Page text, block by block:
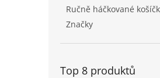
Ručně háčkované
Značky
Top 8 produktů